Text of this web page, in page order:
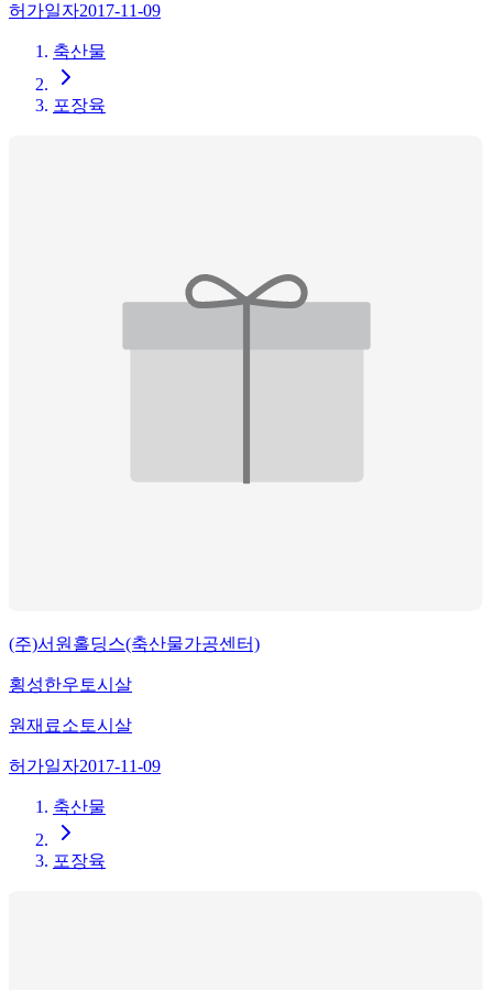
허가일자2017-11-09
축산물
포장육
(주)서원홀딩스(축산물가공센터)
횡성한우토시살
원재료소토시살
허가일자2017-11-09
축산물
포장육